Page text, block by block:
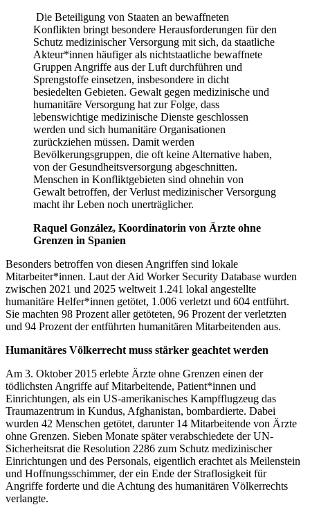
Die Beteiligung von Staaten an bewaffneten
Konflikten bringt besondere Herausforderungen für den
Schutz medizinischer Versorgung mit sich, da staatliche
Akteur*innen häufiger als nichtstaatliche bewaffnete
Gruppen Angriffe aus der Luft durchführen und
Sprengstoffe einsetzen, insbesondere in dicht
besiedelten Gebieten. Gewalt gegen medizinische und
humanitäre Versorgung hat zur Folge, dass
lebenswichtige medizinische Dienste geschlossen
werden und sich humanitäre Organisationen
zurückziehen müssen. Damit werden
Bevölkerungsgruppen, die oft keine Alternative haben,
von der Gesundheitsversorgung abgeschnitten.
Menschen in Konfliktgebieten sind ohnehin von
Gewalt betroffen, der Verlust medizinischer Versorgung
macht ihr Leben noch unerträglicher.
Raquel González, Koordinatorin von Ärzte ohne
Grenzen in Spanien
Besonders betroffen von diesen Angriffen sind lokale
Mitarbeiter*innen. Laut der Aid Worker Security Database wurden
zwischen 2021 und 2025 weltweit 1.241 lokal angestellte
humanitäre Helfer*innen getötet, 1.006 verletzt und 604 entführt.
Sie machten 98 Prozent aller getöteten, 96 Prozent der verletzten
und 94 Prozent der entführten humanitären Mitarbeitenden aus.
Humanitäres Völkerrecht muss stärker geachtet werden
Am 3. Oktober 2015 erlebte Ärzte ohne Grenzen einen der
tödlichsten Angriffe auf Mitarbeitende, Patient*innen und
Einrichtungen, als ein US-amerikanisches Kampfflugzeug das
Traumazentrum in Kundus, Afghanistan, bombardierte. Dabei
wurden 42 Menschen getötet, darunter 14 Mitarbeitende von Ärzte
ohne Grenzen. Sieben Monate später verabschiedete der UN-
Sicherheitsrat die Resolution 2286 zum Schutz medizinischer
Einrichtungen und des Personals, eigentlich erachtet als Meilenstein
und Hoffnungsschimmer, der ein Ende der Straflosigkeit für
Angriffe forderte und die Achtung des humanitären Völkerrechts
verlangte.